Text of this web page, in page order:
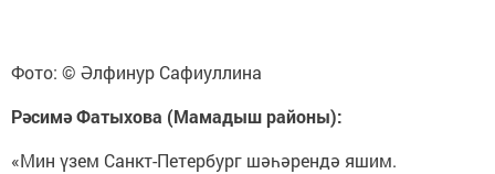
Фото: © Әлфинур Сафиуллина
Рәсимә Фатыхова (Мамадыш районы):
«Мин үзем Санкт-Петербург шәһәрендә яшим.